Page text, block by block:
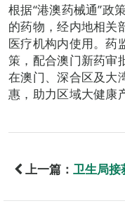
根据“港澳药械通”政
的药物，经内地相关
医疗机构内使用。药
策，配合澳门新药审
在澳门、深合区及大
惠，助力区域大健康
上一篇： 卫生局